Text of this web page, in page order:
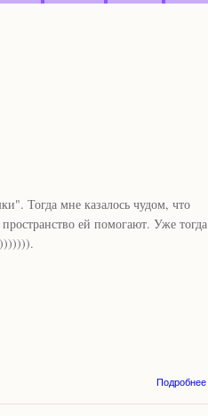
Тогда мне казалось чудом, что
ей помогают. Уже тогда
Подробнее